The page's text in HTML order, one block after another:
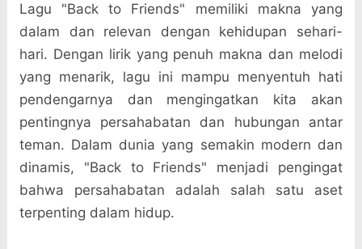
Lagu "Back to Friends" memiliki makna yang
dalam dan relevan dengan kehidupan sehari-
hari. Dengan lirik yang penuh makna dan melodi
yang menarik, lagu ini mampu menyentuh hati
pendengarnya dan mengingatkan kita akan
pentingnya persahabatan dan hubungan antar
teman. Dalam dunia yang semakin modern dan
dinamis, "Back to Friends" menjadi pengingat
bahwa persahabatan adalah salah satu aset
terpenting dalam hidup.